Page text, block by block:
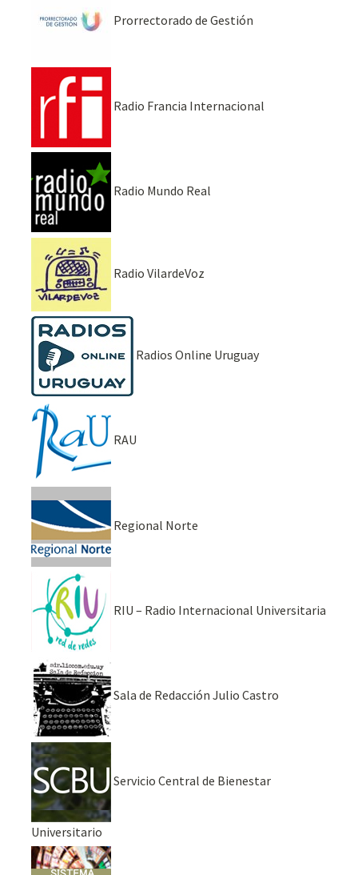
Prorrectorado de Gestión
Radio Francia Internacional
Radio Mundo Real
Radio VilardeVoz
Radios Online Uruguay
RAU
Regional Norte
RIU – Radio Internacional Universitaria
Sala de Redacción Julio Castro
Servicio Central de Bienestar
Universitario